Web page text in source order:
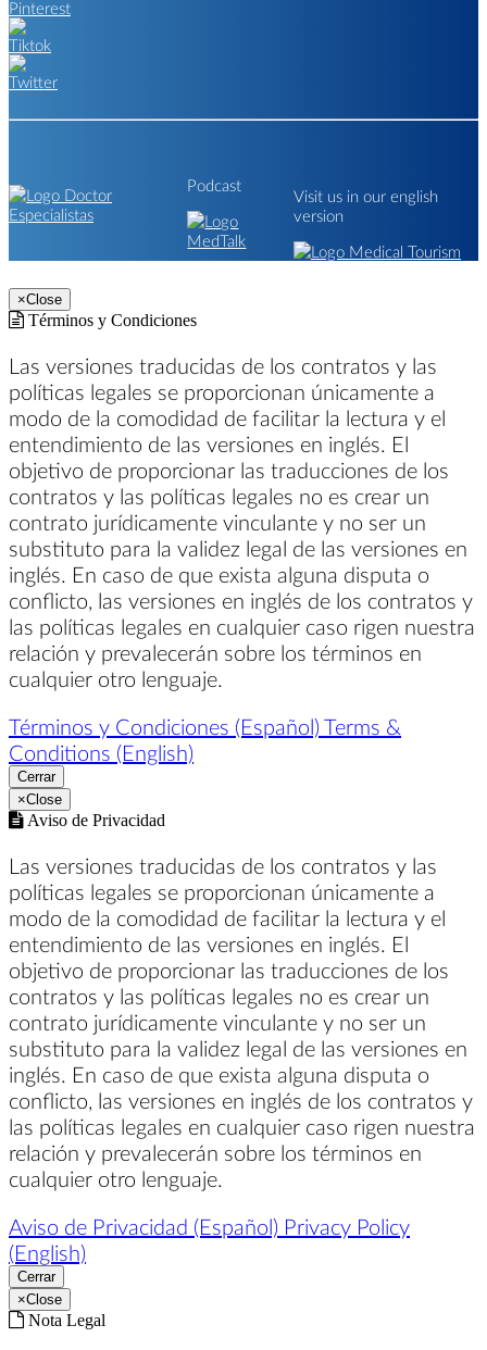
Podcast
Visit us in our english
version
×Close
Términos y Condiciones
Las versiones traducidas de los contratos y las
políticas legales se proporcionan únicamente a
modo de la comodidad de facilitar la lectura y el
entendimiento de las versiones en inglés. El
objetivo de proporcionar las traducciones de los
contratos y las políticas legales no es crear un
contrato jurídicamente vinculante y no ser un
substituto para la validez legal de las versiones en
inglés. En caso de que exista alguna disputa o
conflicto, las versiones en inglés de los contratos y
las políticas legales en cualquier caso rigen nuestra
relación y prevalecerán sobre los términos en
cualquier otro lenguaje.
Términos y Condiciones (Español) Terms &
Conditions (English)
Cerrar
×Close
Aviso de Privacidad
Las versiones traducidas de los contratos y las
políticas legales se proporcionan únicamente a
modo de la comodidad de facilitar la lectura y el
entendimiento de las versiones en inglés. El
objetivo de proporcionar las traducciones de los
contratos y las políticas legales no es crear un
contrato jurídicamente vinculante y no ser un
substituto para la validez legal de las versiones en
inglés. En caso de que exista alguna disputa o
conflicto, las versiones en inglés de los contratos y
las políticas legales en cualquier caso rigen nuestra
relación y prevalecerán sobre los términos en
cualquier otro lenguaje.
Aviso de Privacidad (Español) Privacy Policy
(English)
Cerrar
×Close
Nota Legal